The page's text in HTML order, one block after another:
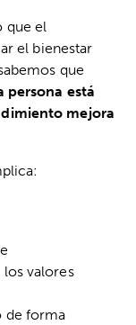
que el
el bienestar
que
persona está
mejora
valores
de forma